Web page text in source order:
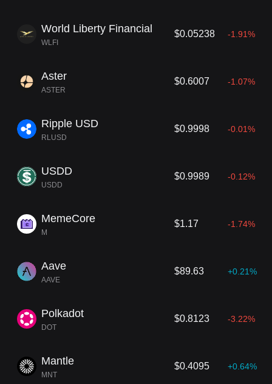
World Liberty Financial
WLFI
$0.05238 -1.91%
Aster
ASTER
$0.6007 -1.07%
Ripple USD
RLUSD
$0.9998 -0.01%
USDD
USDD
$0.9989 -0.12%
MemeCore
M
$1.17 -1.74%
Aave
AAVE
$89.63 +0.21%
Polkadot
DOT
$0.8123 -3.22%
Mantle
MNT
$0.4095 +0.64%